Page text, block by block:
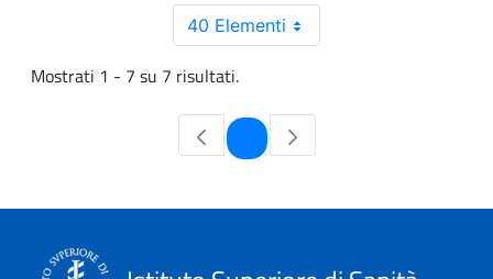
40 Elementi
Mostrati 1 - 7 su 7 risultati.
Pagina